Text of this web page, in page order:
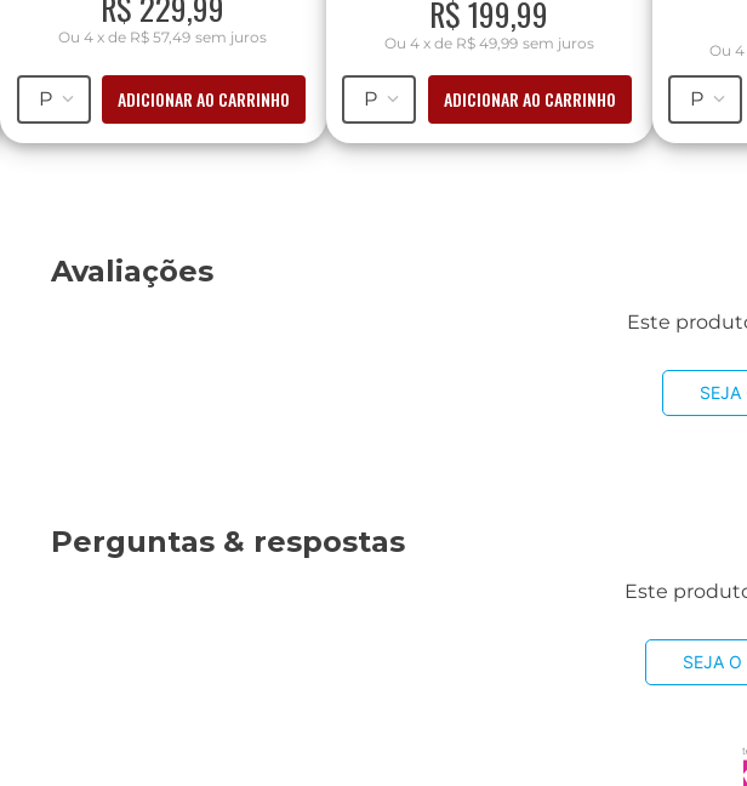
Ou4 x de R$ 57,49 sem juros
P ADICIONAR AO CARRINHO
R$199,99
Ou 4 xde R$ 49,99 sem juros
P ADICIONAR AO CARRINHO
Ou4
P
Avaliações
Este
SEJA
Perguntas & respostas
Este
SEJA O